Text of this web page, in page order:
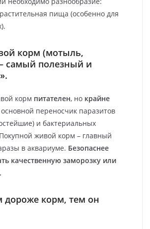
пища (особенно для
корм (мотыль,
самый полезный и
корм питателен, но крайне
переносчик паразитов
и бактериальных
живой корм – главный
в аквариуме. Безопаснее
качественную заморозку или
корм, тем он